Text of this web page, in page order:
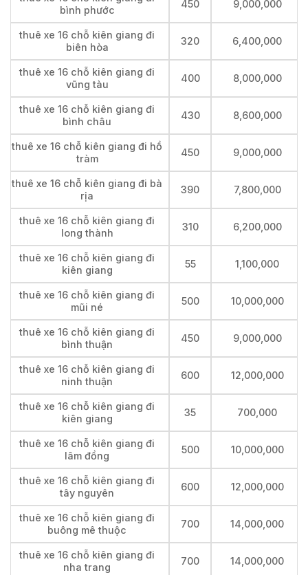
bình phước
450 9,000,000
thuê xe 16 chỗ kiên giang đi
biên hòa
320 6,400,000
thuê xe 16 chỗ kiên giang đi
vũng tàu
400 8,000,000
thuê xe 16 chỗ kiên giang đi
bình châu
430 8,600,000
thuê xe 16 chỗ kiên giang đi hồ
tràm
450 9,000,000
thuê xe 16 chỗ kiên giang đi bà
rịa
390 7,800,000
thuê xe 16 chỗ kiên giang đi
long thành
310 6,200,000
thuê xe 16 chỗ kiên giang đi
kiên giang
55 1,100,000
thuê xe 16 chỗ kiên giang đi
mũi né
500 10,000,000
thuê xe 16 chỗ kiên giang đi
bình thuận
450 9,000,000
thuê xe 16 chỗ kiên giang đi
ninh thuận
600 12,000,000
thuê xe 16 chỗ kiên giang đi
kiên giang
35 700,000
thuê xe 16 chỗ kiên giang đi
lâm đồng
500 10,000,000
thuê xe 16 chỗ kiên giang đi
tây nguyên
600 12,000,000
thuê xe 16 chỗ kiên giang đi
buông mê thuộc
700 14,000,000
thuê xe 16 chỗ kiên giang đi
nha trang
700 14,000,000